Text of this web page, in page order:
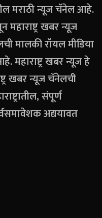
मराठी न्यूज चॅनेल आहे.
खबर न्यूज
मालकी रॉयल मीडिया
महाराष्ट्र खबर न्यूज हे
खबर न्यूज चॅनेलची
संपूर्ण
अद्ययावत